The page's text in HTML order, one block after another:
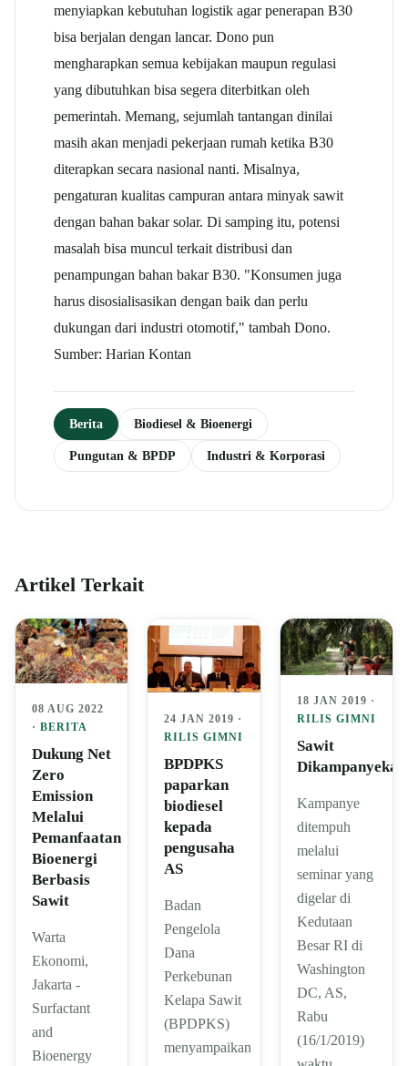
menyiapkan kebutuhan logistik agar penerapan B30
bisa berjalan dengan lancar. Dono pun
mengharapkan semua kebijakan maupun regulasi
yang dibutuhkan bisa segera diterbitkan oleh
pemerintah. Memang, sejumlah tantangan dinilai
masih akan menjadi pekerjaan rumah ketika B30
diterapkan secara nasional nanti. Misalnya,
pengaturan kualitas campuran antara minyak sawit
dengan bahan bakar solar. Di samping itu, potensi
masalah bisa muncul terkait distribusi dan
penampungan bahan bakar B30. "Konsumen juga
harus disosialisasikan dengan baik dan perlu
dukungan dari industri otomotif," tambah Dono.
Sumber: Harian Kontan
Berita Biodiesel & Bioenergi
Pungutan & BPDP Industri & Korporasi
Artikel Terkait
08 AUG 2022
· BERITA
Dukung Net
Zero
Emission
Melalui
Pemanfaatan
Bioenergi
Berbasis
Sawit
Warta
Ekonomi,
Jakarta -
Surfactant
and
Bioenergy
24 JAN 2019 ·
RILIS GIMNI
BPDPKS
paparkan
biodiesel
kepada
pengusaha
AS
Badan
Pengelola
Dana
Perkebunan
Kelapa Sawit
(BPDPKS)
menyampaikan
18 JAN 2019 ·
RILIS GIMNI
Sawit
Dikampanyekan
Kampanye
ditempuh
melalui
seminar yang
digelar di
Kedutaan
Besar RI di
Washington
DC, AS,
Rabu
(16/1/2019)